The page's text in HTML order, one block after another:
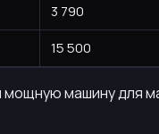
3 790
15 500
мощную машину для